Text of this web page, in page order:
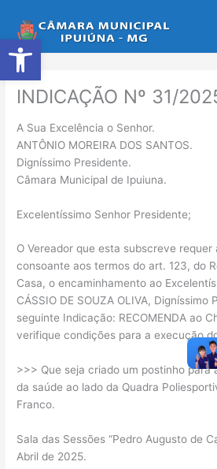
Abrir a barra de ferramentas
para
o
conteúdo
INDICAÇÃO Nº 31/
A Sua Excelência o Senhor.
ANTÔNIO MOREIRA DOS SANTOS.
Digníssimo Presidente.
Câmara Municipal de Ipuiuna.
Excelentíssimo Senhor Presidente;
O Vereador que esta subscreve requer
consoante aos termos do art. 123, do
Casa, o encaminhamento ao
CÁSSIO DE SOUZA OLIVA, Digníssimo
seguinte Indicação: RECOMENDA ao
verifique condições para a execução
>>> Que seja criado um postinho para
da saúde ao lado da Quadra
Franco.
Sala das Sessões “Pedro Augusto de
Abril de 2025.